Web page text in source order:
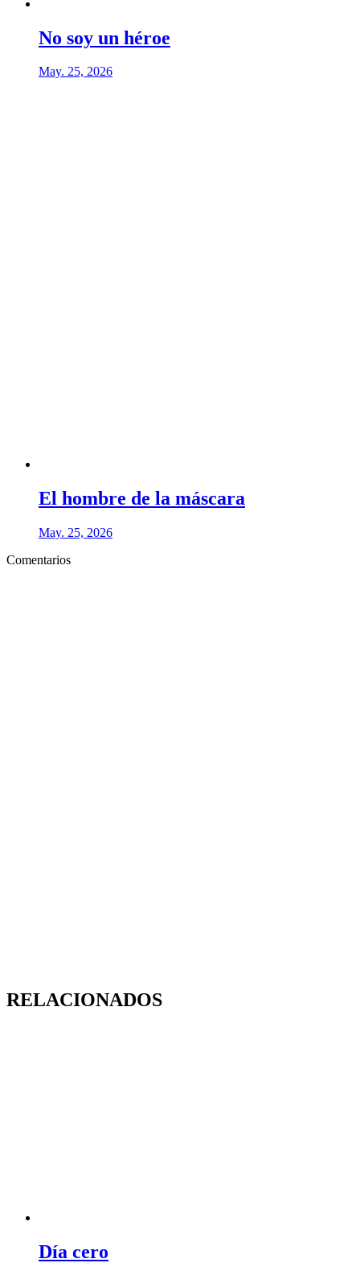
No soy un héroe
May. 25, 2026
El hombre de la máscara
May. 25, 2026
Comentarios
RELACIONADOS
Día cero